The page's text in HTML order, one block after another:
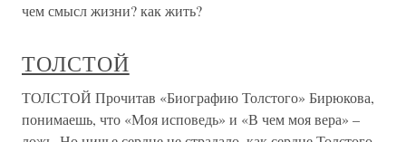
чем смысл жизни? как жить?
ТОЛСТОЙ
ТОЛСТОЙ Прочитав «Биографию Толстого» Бирюкова,
понимаешь, что «Моя исповедь» и «В чем моя вера» –